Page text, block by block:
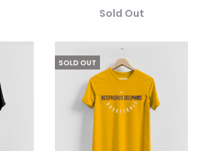
Sold Out
SOLD OUT